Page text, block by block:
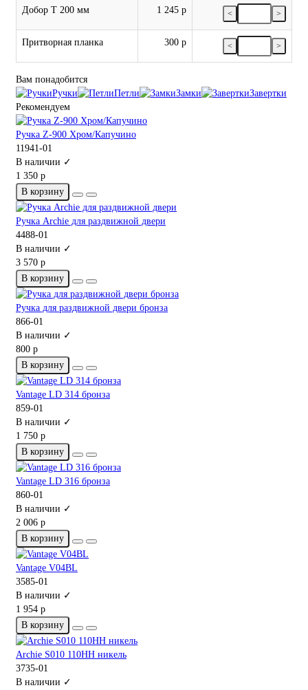
Добор Т 200 мм 1 245 р < >
Притворная планка 300 р < >
Вам понадобится
Ручки
Петли Замки
Завертки
Рекомендуем
Ручка Z-900 Хром/Капучино
11941-01
В наличии ✓
1 350 р
В корзину
Ручка Archie для раздвижной двери
4488-01
В наличии ✓
3 570 р
В корзину
Ручка для раздвижной двери бронза
866-01
В наличии ✓
800 р
В корзину
Vantage LD 314 бронза
859-01
В наличии ✓
1 750 р
В корзину
Vantage LD 316 бронза
860-01
В наличии ✓
2 006 р
В корзину
Vantage V04BL
3585-01
В наличии ✓
1 954 р
В корзину
Archie S010 110HH никель
3735-01
В наличии ✓